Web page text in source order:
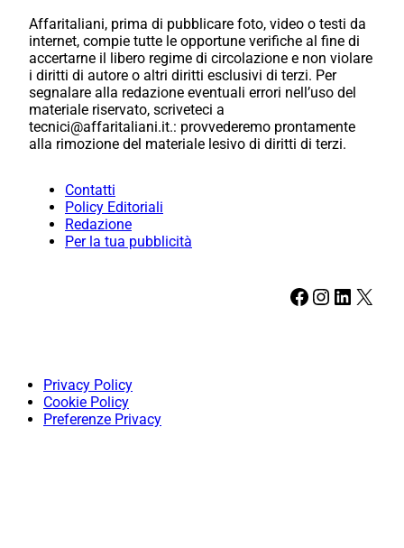
Affaritaliani, prima di pubblicare foto, video o testi da
internet, compie tutte le opportune verifiche al fine di
accertarne il libero regime di circolazione e non violare
i diritti di autore o altri diritti esclusivi di terzi. Per
segnalare alla redazione eventuali errori nell’uso del
materiale riservato, scriveteci a
tecnici@affaritaliani.it.: provvederemo prontamente
alla rimozione del materiale lesivo di diritti di terzi.
Contatti
Policy Editoriali
Redazione
Per la tua pubblicità
Facebook Instagram LinkedIn X
Privacy Policy
Cookie Policy
Preferenze Privacy